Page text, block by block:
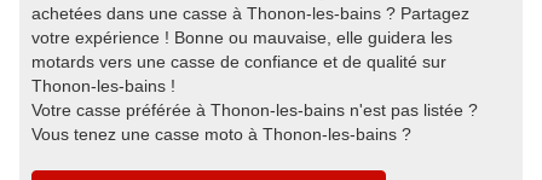
achetées dans une casse à Thonon-les-bains ? Partagez
votre expérience ! Bonne ou mauvaise, elle guidera les
motards vers une casse de confiance et de qualité sur
Thonon-les-bains !
Votre casse préférée à Thonon-les-bains n'est pas listée ?
Vous tenez une casse moto à Thonon-les-bains ?